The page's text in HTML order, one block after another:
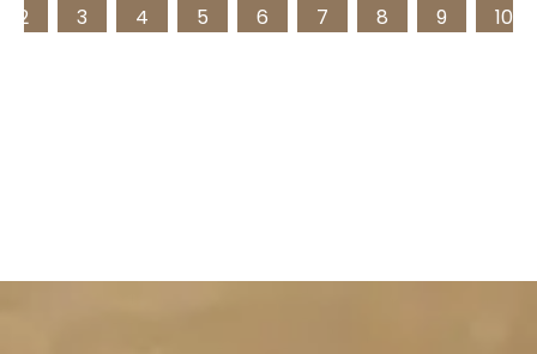
2 3 4 5 6 7 8 9 10